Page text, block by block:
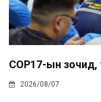
COP17-ын зочид,
2026/08/07